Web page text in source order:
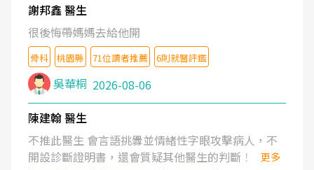
謝邦鑫 醫生
很後悔帶媽媽去給他開
骨科 桃園縣 71位讀者推薦 6則就醫評鑑
吳華桐 2026-08-06
陳建翰 醫生
不推此醫生 會言語挑釁並情緒性字眼攻擊病人，不
開設診斷證明書，還會質疑其他醫生的判斷！
更多